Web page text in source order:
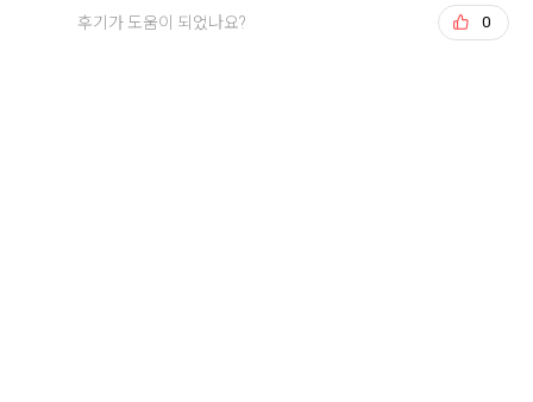
를 한번에 10개는 들어야할거같아서
후기가 도움이 되었나요? 0